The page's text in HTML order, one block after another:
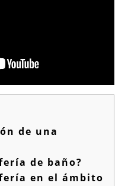
de una
de baño?
en el ámbito